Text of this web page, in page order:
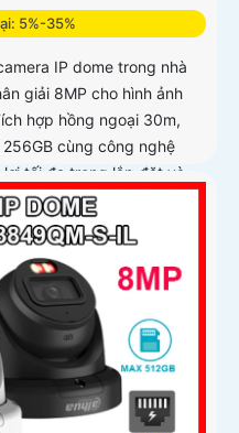
5%-35%
IP dome trong nhà
giải 8MP cho hình ảnh
hợp hồng ngoại 30m,
cùng công nghệ
lợi tối đa trong lắp đặt và